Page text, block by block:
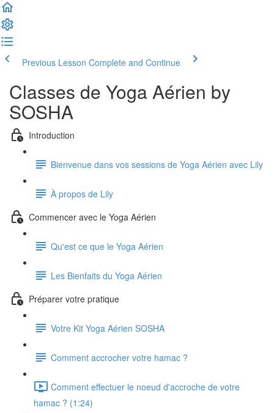
Previous Lesson Complete and Continue
Classes de Yoga Aérien by
SOSHA
Introduction
Bienvenue dans vos sessions de Yoga Aérien avec Lily
À propos de Lily
Commencer avec le Yoga Aérien
Qu'est ce que le Yoga Aérien
Les Bienfaits du Yoga Aérien
Préparer votre pratique
Votre Kit Yoga Aérien SOSHA
Comment accrocher votre hamac ?
Comment effectuer le noeud d'accroche de votre
hamac ? (1:24)